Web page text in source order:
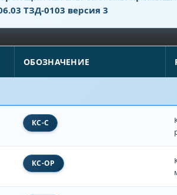
ТЗД-0103 версия 3
ОБОЗНАЧЕНИЕ
КС-С
КС-ОР